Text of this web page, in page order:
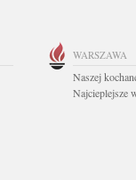
WARSZAWA
Naszej
Najcieplejsze